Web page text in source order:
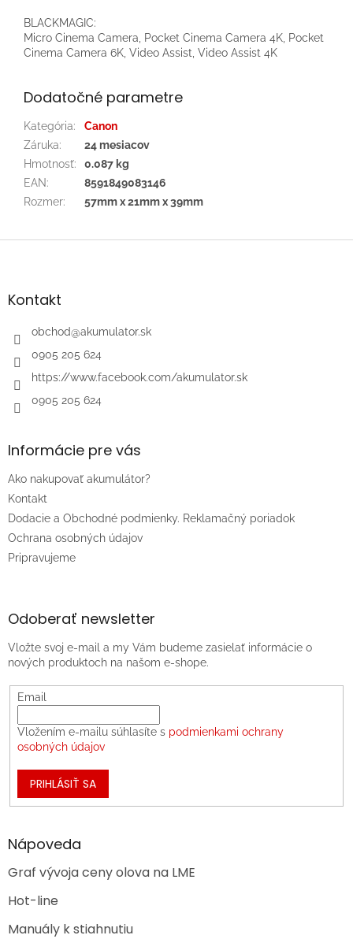
BLACKMAGIC:
Micro Cinema Camera, Pocket Cinema Camera 4K, Pocket
Cinema Camera 6K, Video Assist, Video Assist 4K
Dodatočné parametre
Kategória:
Canon
Záruka:
24 mesiacov
Hmotnosť:
0.087 kg
EAN:
8591849083146
Rozmer: 57mm x 21mm x 39mm
Z
äKontakt
obchod@akumulator.sk
0905 205 624
https://www.facebook.com/akumulator.sk
0905 205 624
Informácie pre vás
Ako nakupovať akumulátor?
Kontakt
Dodacie a Obchodné podmienky. Reklamačný poriadok
Ochrana osobných údajov
Pripravujeme
Odoberať newsletter
Vložte svoj e-mail a my Vám budeme zasielať informácie o
nových produktoch na našom e-shope.
Email
Vložením e-mailu súhlasíte s podmienkami ochrany
osobných údajov
PRIHLÁSIŤ SA
Nápoveda
Graf vývoja ceny olova na LME
Hot-line
Manuály k stiahnutiu